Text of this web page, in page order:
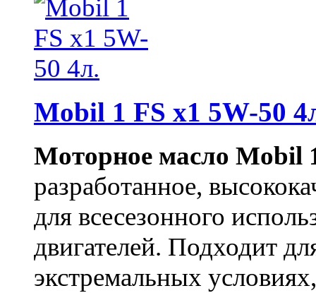
Mobil 1 FS x1 5W-50
Моторное масло Mobil
разработанное,
для всесезонного
двигателей. Подходит
экстремальных